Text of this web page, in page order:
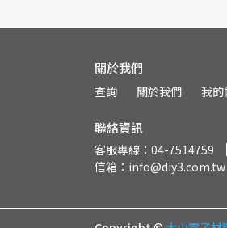
關於我們
查詢 關於我們 我的
聯絡資訊
客服專線：04-7514759
信箱：info@diy3.com.tw